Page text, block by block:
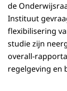
de
Instituut
flexibilisering
studie zijn
overall-
regelgeving en